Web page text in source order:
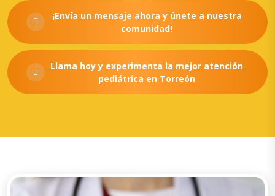
¡Envía un mensaje ahora y únete a nuestra
comunidad!
Llama hoy y experimenta la mejor atención
pediátrica en Torreón